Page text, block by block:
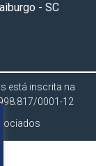
- SC
está inscrita na
0001-12